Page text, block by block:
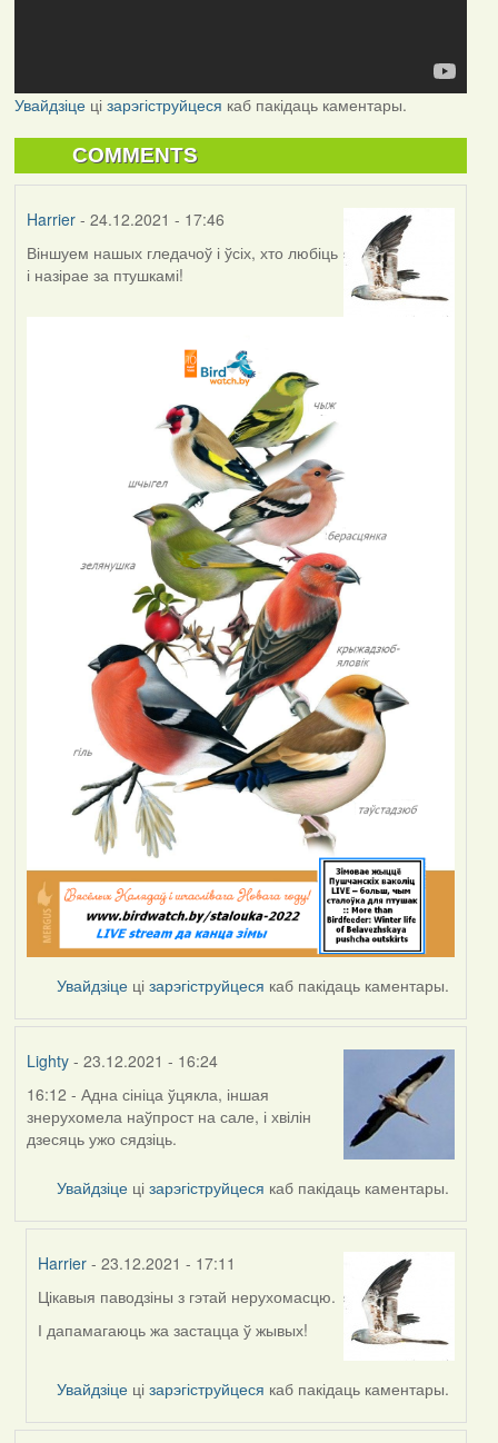
Увайдзіцеці зарэгіструйцеся каб пакідаць каментары.
COMMENTS
Harrier- 24.12.2021 - 17:46
Віншуем нашых гледачоў і ўсіх, хто любіць
і назірае за птушкамі!
Увайдзіце цізарэгіструйцеся каб пакідаць каментары.
Lighty- 23.12.2021 - 16:24
16:12 - Адна сініца ўцякла, іншая
знерухомела наўпрост на сале, і хвілін
дзесяць ужо сядзіць.
Увайдзіце цізарэгіструйцеся каб пакідаць каментары.
Harrier - 23.12.2021 - 17:11
In
reply
Lighty
Цікавыя паводзіны з гэтай нерухомасцю.
І дапамагаюць жа застацца ў жывых!
Увайдзіце цізарэгіструйцеся каб пакідаць каментары.